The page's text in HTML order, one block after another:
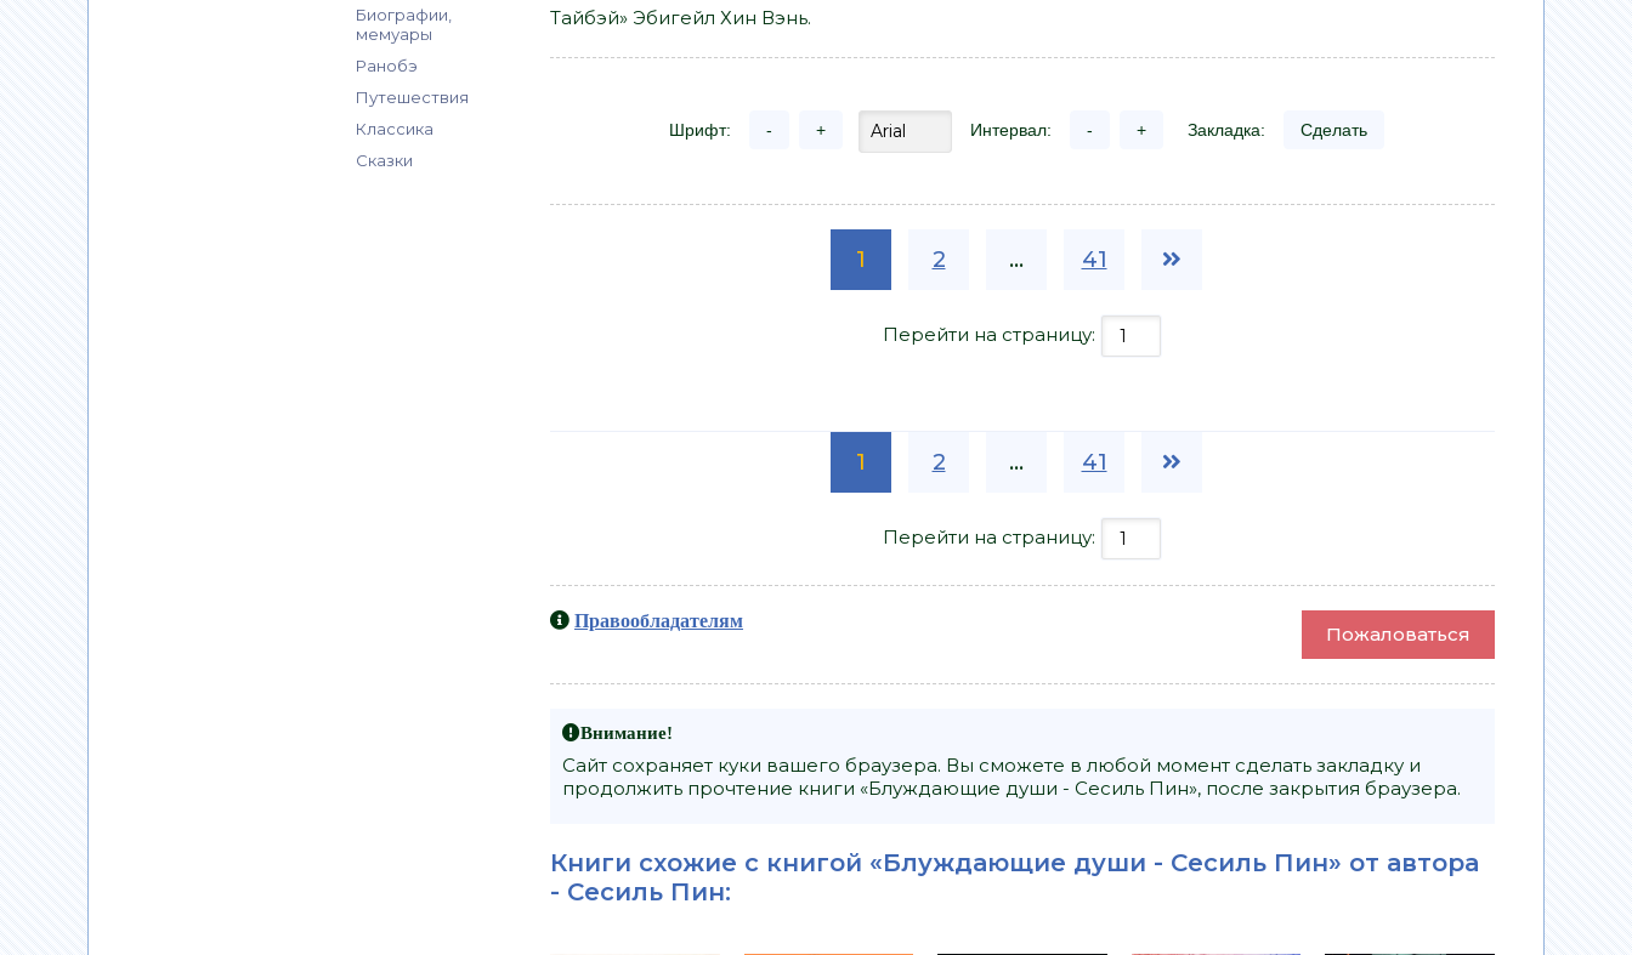
Биографии,
мемуары
Ранобэ
Путешествия
Классика
Сказки
Тайбэй» Эбигейл Хин Вэнь.
Шрифт: - + Интервал: - + Закладка: Сделать
1 2 ... 41
Перейти на страницу:
1 2 ... 41
Перейти на страницу:
Правообладателям
Пожаловаться
Внимание!
Сайт сохраняет куки вашего браузера. Вы сможете в любой момент сделать закладку и
продолжить прочтение книги «Блуждающие души - Сесиль Пин», после закрытия браузера.
Книги схожие с книгой «Блуждающие души - Сесиль Пин» от автора
- Сесиль Пин: